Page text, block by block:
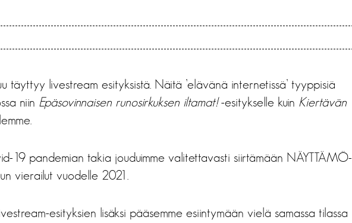
täyttyy livestream esityksistä. Näitä ’elävänä internetissä’ tyyppisiä
niin Epäsovinnaisen runosirkuksen iltamat!-esitykselle kuin Kiertävän
19 pandemian takia jouduimme valitettavasti siirtämään NÄYTTÄMÖ-
vierailut vuodelle 2021.
esityksien lisäksi pääsemme esiintymään vielä samassa tilassa